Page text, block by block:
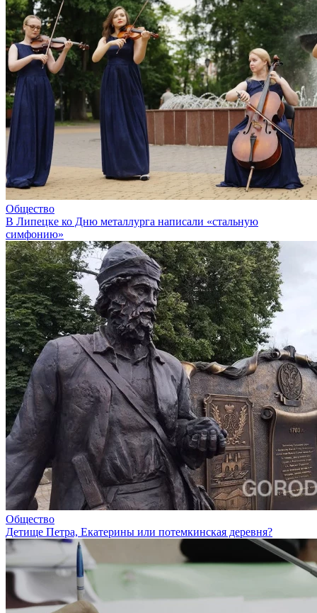
Общество
В Липецке ко Дню металлурга написали «стальную
симфонию»
Общество
Детище Петра, Екатерины или потемкинская деревня?